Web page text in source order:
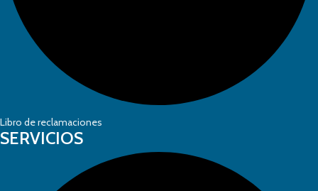
Libro de reclamaciones
SERVICIOS